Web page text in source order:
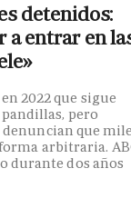
detenidos:
a entrar en
2022 que sigue
pero
que
arbitraria.
durante dos años